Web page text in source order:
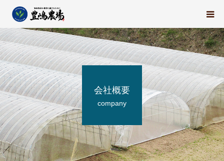
会社概要
company
豊嶋農場の想い
栽培中の野菜たち
地域の紹介
スタッフ紹介
求人情報